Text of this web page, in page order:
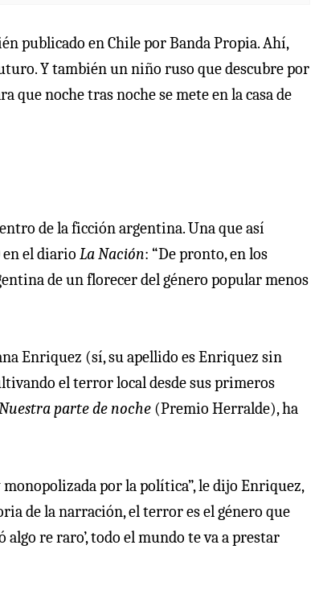
publicado en Chile por Banda Propia. Ahí,
Y también un niño ruso que descubre por
que noche tras noche se mete en la casa de
de la ficción argentina. Una que así
el diario La Nación: “De pronto, en los
de un florecer del género popular menos
Enriquez (sí, su apellido es Enriquez sin
el terror local desde sus primeros
parte de noche (Premio Herralde), ha
por la política”, le dijo Enriquez,
de la narración, el terror es el género que
algo re raro’, todo el mundo te va a prestar